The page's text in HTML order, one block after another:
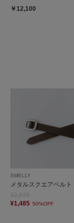
￥12,100
SMELLY
メタルスクエアベルト
¥1,485 50%OFF